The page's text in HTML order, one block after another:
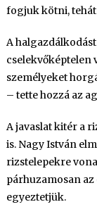
fogjuk kötni, tehát
A
cselekvőképtelen
személyeket
– tette hozzá az
A javaslat kitér a
is. Nagy István
rizstelepekre
párhuzamosan
egyeztetjük.